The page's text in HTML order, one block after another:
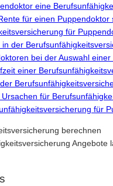
eine
für einen Puppendoktor
für
der
bei der Auswahl
einer
für
für